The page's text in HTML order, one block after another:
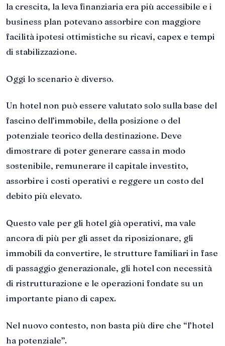
la crescita, la leva finanziaria era più accessibile e i
business plan potevano assorbire con maggiore
facilità ipotesi ottimistiche su ricavi, capex e tempi
di stabilizzazione.
Oggi lo scenario è diverso.
Un hotel non può essere valutato solo sulla base del
fascino dell’immobile, della posizione o del
potenziale teorico della destinazione. Deve
dimostrare di poter generare cassa in modo
sostenibile, remunerare il capitale investito,
assorbire i costi operativi e reggere un costo del
debito più elevato.
Questo vale per gli hotel già operativi, ma vale
ancora di più per gli asset da riposizionare, gli
immobili da convertire, le strutture familiari in fase
di passaggio generazionale, gli hotel con necessità
di ristrutturazione e le operazioni fondate su un
importante piano di capex.
Nel nuovo contesto, non basta più dire che “l’hotel
ha potenziale”.